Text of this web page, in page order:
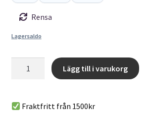
Rensa
Lagersaldo
Superlätt
Lägg till i varukorg
t
Fraktfritt från 1500kr